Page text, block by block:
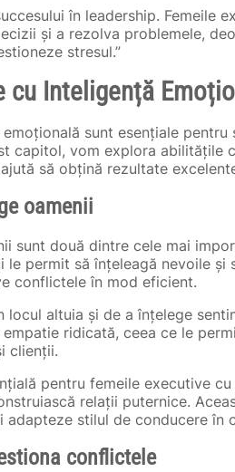
în leadership. Femeile
și a rezolva problemele,
stresul.”
Inteligență
sunt esențiale pentru
capitol, vom explora abilitățile
să obțină rezultate
oamenii
sunt două dintre cele mai
permit să înțeleagă nevoile și
conflictele în mod eficient.
altuia și de a înțelege
ridicată, ceea ce le
clienții.
pentru femeile executive
relații puternice.
stilul de conducere în
conflictele